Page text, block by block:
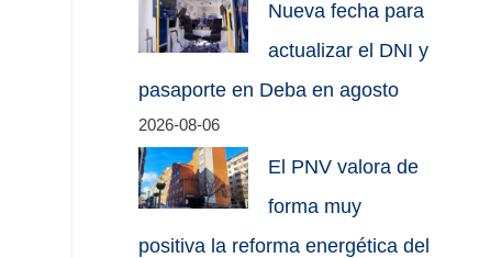
Nueva fecha para
actualizar el DNI y
pasaporte en Deba en agosto
2026-08-06
El PNV valora de
forma muy
positiva la reforma energética del